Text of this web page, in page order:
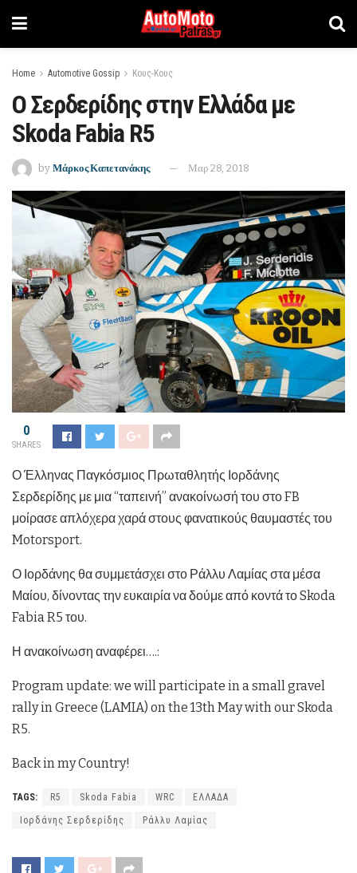
Home Automotive Gossip Κους-Κους
Ο Σερδερίδης στην Ελλάδα με
Skoda Fabia R5
by Μάρκος Καπετανάκης Μαρ 28, 2018
0
SHARES
Ο Έλληνας Παγκόσμιος Πρωταθλητής Ιορδάνης
Σερδερίδης με μια “ταπεινή” ανακοίνωσή του στο FB
μοίρασε απλόχερα χαρά στους φανατικούς θαυμαστές του
Motorsport.
Ο Ιορδάνης θα συμμετάσχει στο Ράλλυ Λαμίας στα μέσα
Μαίου, δίνοντας την ευκαιρία να δούμε από κοντά το Skoda
Fabia R5 του.
Η ανακοίνωση αναφέρει….:
Program update: we will participate in a small gravel
rally in Greece (LAMIA) on the 13th May with our Skoda
R5.
Back in my Country!
TAGS: R5 Skoda Fabia WRC ΕΛΛΑΔΑ
Ιορδάνης Σερδερίδης Ράλλυ Λαμίας